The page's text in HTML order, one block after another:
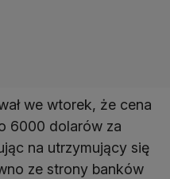
we wtorek, że cena
6000 dolarów za
na utrzymujący się
ze strony banków